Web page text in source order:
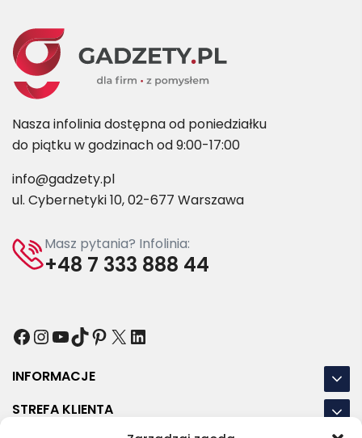
Nasza infolinia dostępna od poniedziałku
do piątku w godzinach od 9:00-17:00
info@gadzety.pl
ul. Cybernetyki 10, 02-677 Warszawa
Masz pytania? Infolinia:
+48 7 333 888 44
Facebook
Instagram
YouTube
TikTok
Pinterest
X LinkedIn
INFORMACJE
STREFA KLIENTA